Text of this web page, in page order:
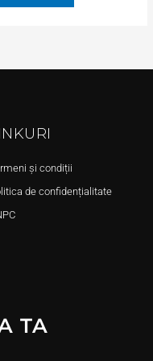
și condiții
de confidențialitate
TA